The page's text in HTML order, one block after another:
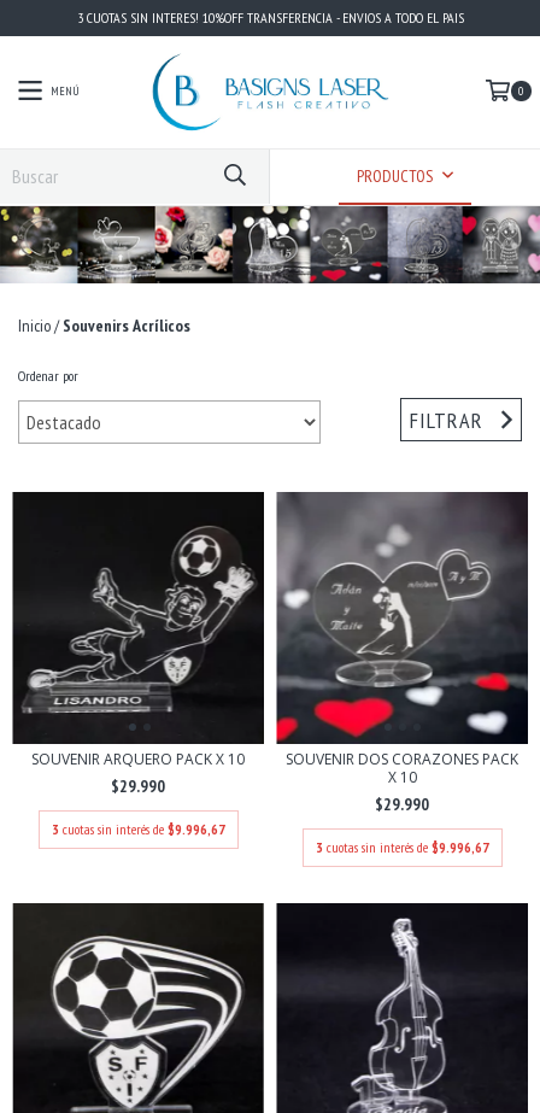
3 CUOTAS SIN INTERES! 10%OFF TRANSFERENCIA - ENVIOS A TODO EL PAIS
MENÚ 0
PRODUCTOS
Inicio/ Souvenirs Acrílicos
Ordenar por
FILTRAR
SOUVENIR ARQUERO PACK X 10
$29.990
3 cuotas sin interés de $9.996,67
SOUVENIR DOS CORAZONES PACK
X 10
$29.990
3 cuotas sin interés de $9.996,67